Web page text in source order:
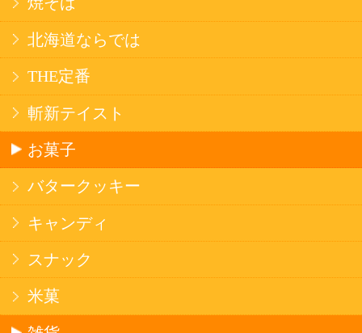
また、酒類を受取に来られた方が20歳未満の場
合は、酒類のお渡しをお断りしております。
表示：スマートフォン｜
このサイトは、企業の実在証明と通信の暗号化
のため、サイバートラストのサーバ証明書を導
入しています。
Trusted Webシールをクリックして、検証結果を
ご確認いただけます。